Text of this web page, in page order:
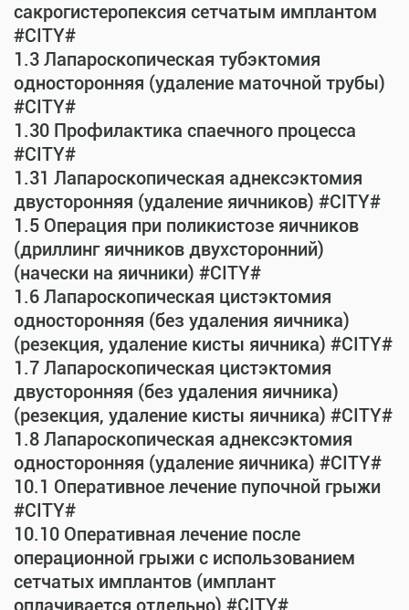
сакрогистеропексия сетчатым имплантом
#CITY#
1.3 Лапароскопическая тубэктомия
односторонняя (удаление маточной трубы)
#CITY#
1.30 Профилактика спаечного процесса
#CITY#
1.31 Лапароскопическая аднексэктомия
двусторонняя (удаление яичников) #CITY#
1.5 Операция при поликистозе яичников
(дриллинг яичников двухсторонний)
(начески на яичники) #CITY#
1.6 Лапароскопическая цистэктомия
односторонняя (без удаления яичника)
(резекция, удаление кисты яичника) #CITY#
1.7 Лапароскопическая цистэктомия
двусторонняя (без удаления яичника)
(резекция, удаление кисты яичника) #CITY#
1.8 Лапароскопическая аднексэктомия
односторонняя (удаление яичника) #CITY#
10.1 Оперативное лечение пупочной грыжи
#CITY#
10.10 Оперативная лечение после
операционной грыжи с использованием
сетчатых имплантов (имплант
оплачивается отдельно) #CITY#